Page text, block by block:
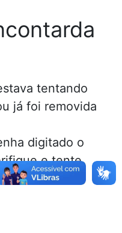
tentando
já foi removida
digitado o
e tente